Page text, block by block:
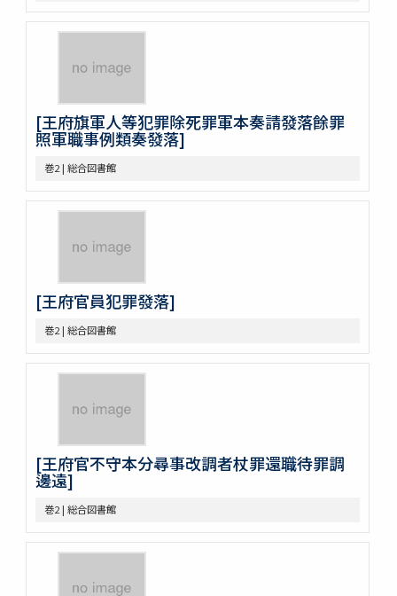
巻23
巻27
巻28
巻29
巻31
巻32
巻35
巻37
巻39
巻40
巻41
巻43
巻46
巻47
巻48
巻49
巻50
不分巻2
[王府旗軍人等犯罪除死罪軍本奏請發落餘罪
照軍職事例類奏發落]
巻2 | 総合図書館
[王府官員犯罪發落]
巻2 | 総合図書館
[王府官不守本分尋事改調者杖罪還職待罪調
邊遠]
巻2 | 総合図書館